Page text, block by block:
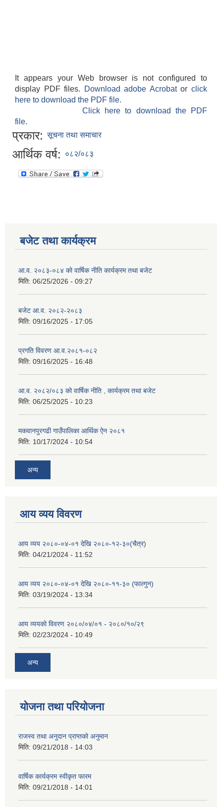
It appears your Web browser is not configured to
display PDF files.
Download adobe Acrobatorclick
here to download the PDF file.
Click here to download the PDF
file.
प्रकार: सूचना तथा समाचार
आर्थिक वर्ष: ०८२/०८३
बजेट तथा कार्यक्रम
आ.व. २०८३-०८४ को वार्षिक नीति कार्यक्रम तथा बजेट
मिति: 06/25/2026 - 09:27
बजेट आ.व. २०८२-२०८३
मिति: 09/16/2025 - 17:05
प्रगति विवरण आ.व.२०८१-०८२
मिति: 09/16/2025 - 16:48
आ.व. २०८२/०८३ को वार्षिक नीति , कार्यक्रम तथा बजेट
मिति: 06/25/2025 - 10:23
मकवानपुरगढी गाउँपालिका आर्थिक ‌‌‌ऐन २०८१
मिति: 10/17/2024 - 10:54
अन्य
आय व्यय विवरण
आय व्यय २०८०-०४-०१ देखि २०८०-१२-३०(चैत्र)
मिति: 04/21/2024 - 11:52
आय व्यय २०८०-०४-०१ देखि २०८०-११-३० (फाल्गुन)
मिति: 03/19/2024 - 13:34
आय व्ययको विवरण २०८०/०४/०१ - २०८०/१०/२९
मिति: 02/23/2024 - 10:49
अन्य
योजना तथा परियोजना
राजस्व तथा अनुदान प्राप्तको अनुमान
मिति: 09/21/2018 - 14:03
वार्षिक कार्यक्रम स्वीकृत फारम
मिति: 09/21/2018 - 14:01